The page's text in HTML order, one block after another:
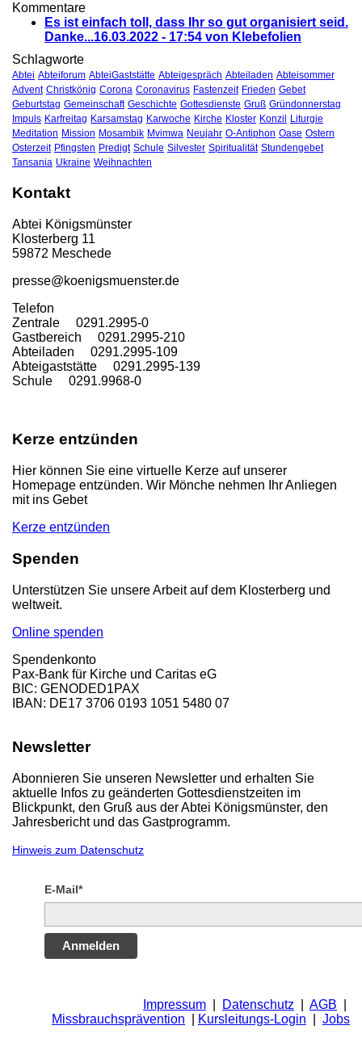
Kommentare
Es ist einfach toll, dass Ihr so gut organisiert seid.
Danke...16.03.2022 - 17:54 von Klebefolien
Schlagworte
Abtei Abteiforum AbteiGaststätte Abteigespräch Abteiladen Abteisommer
Advent Christkönig Corona Coronavirus Fastenzeit Frieden Gebet
Geburtstag Gemeinschaft Geschichte Gottesdienste Gruß Gründonnerstag
Impuls Karfreitag Karsamstag Karwoche Kirche Kloster Konzil
Liturgie
Meditation Mission Mosambik Mvimwa Neujahr O-Antiphon Oase Ostern
Osterzeit Pfingsten Predigt Schule Silvester Spiritualität Stundengebet
Tansania Ukraine Weihnachten
Kontakt
Abtei Königsmünster
Klosterberg 11
59872 Meschede
presse@koenigsmuenster.de
Telefon
Zentrale 0291.2995-0
Gastbereich 0291.2995-210
Abteiladen 0291.2995-109
Abteigaststätte 0291.2995-139
Schule 0291.9968-0
Kerze entzünden
Hier können Sie eine virtuelle Kerze auf unserer
Homepage entzünden. Wir Mönche nehmen Ihr Anliegen
mit ins Gebet
Kerze entzünden
Spenden
Unterstützen Sie unsere Arbeit auf dem Klosterberg und
weltweit.
Online spenden
Spendenkonto
Pax-Bank für Kirche und Caritas eG
BIC: GENODED1PAX
IBAN: DE17 3706 0193 1051 5480 07
Newsletter
Abonnieren Sie unseren Newsletter und erhalten Sie
aktuelle Infos zu geänderten Gottesdienstzeiten im
Blickpunkt, den Gruß aus der Abtei Königsmünster, den
Jahresbericht und das Gastprogramm.
Hinweis zum Datenschutz
E-Mail*
Anmelden
Impressum Datenschutz AGB
Missbrauchsprävention
Kursleitungs-Login Jobs